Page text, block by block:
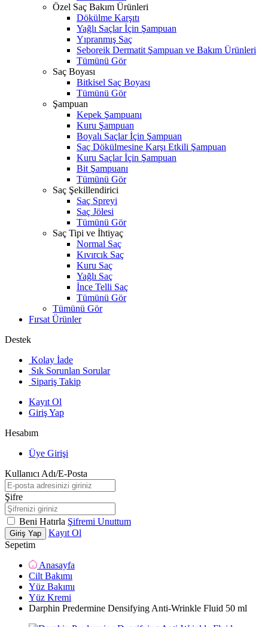
Özel Saç Bakım Ürünleri
Dökülme Karşıtı
Yağlı Saçlar İçin Şampuan
Yıpranmış Saç
Seboreik Dermatit Şampuan ve Bakım Ürünleri
Tümünü Gör
Saç Boyası
Bitkisel Saç Boyası
Tümünü Gör
Şampuan
Kepek Şampuanı
Kuru Şampuan
Boyalı Saçlar İçin Şampuan
Saç Dökülmesine Karşı Etkili Şampuan
Kuru Saçlar İçin Şampuan
Bit Şampuanı
Tümünü Gör
Saç Şekillendirici
Saç Spreyi
Saç Jölesi
Tümünü Gör
Saç Tipi ve İhtiyaç
Normal Saç
Kıvırcık Saç
Kuru Saç
Yağlı Saç
İnce Telli Saç
Tümünü Gör
Tümünü Gör
Fırsat Ürünler
Destek
Kolay İade
Sık Sorunlan Sorular
Sipariş Takip
Kayıt Ol
Giriş Yap
Hesabım
Üye Girişi
Kullanıcı Adı/E-Posta
Şifre
Beni Hatırla Şifremi Unuttum
Giriş Yap
Kayıt Ol
Sepetim
Anasayfa
Cilt Bakımı
Yüz Bakımı
Yüz Kremi
Darphin Predermine Densifying Anti-Wrinkle Fluid 50 ml